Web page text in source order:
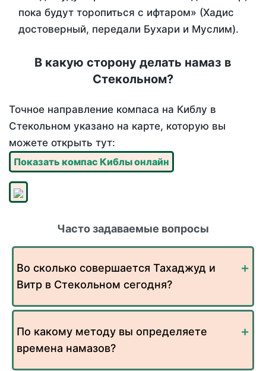
пока будут торопиться с ифтаром» (Хадис
достоверный, передали Бухари и Муслим).
В какую сторону делать намаз в
Стекольном?
Точное направление компаса на Киблу в
Стекольном указано на карте, которую вы
можете открыть тут:
Показать компас Киблы онлайн
Часто задаваемые вопросы
Во сколько совершается Тахаджуд и
Витр в Стекольном сегодня?
По какому методу вы определяете
времена намазов?